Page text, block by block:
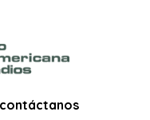
contáctanos